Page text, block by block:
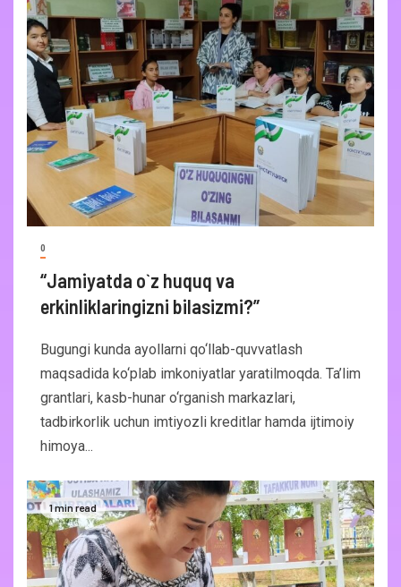
0
“Jamiyatda o`z huquq va
erkinliklaringizni bilasizmi?”
Bugungi kunda ayollarni qo‘llab-quvvatlash
maqsadida ko‘plab imkoniyatlar yaratilmoqda. Ta’lim
grantlari, kasb-hunar o‘rganish markazlari,
tadbirkorlik uchun imtiyozli kreditlar hamda ijtimoiy
himoya...
1 min read